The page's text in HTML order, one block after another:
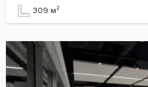
309 м²